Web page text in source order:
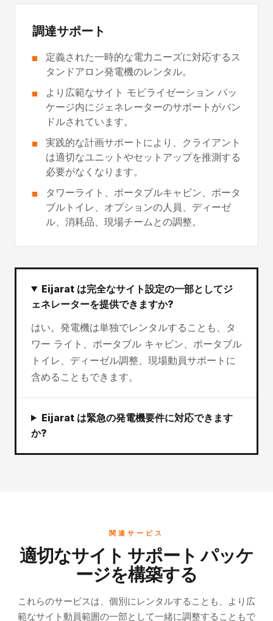
調達サポート
定義された一時的な電力ニーズに対応するス
タンドアロン発電機のレンタル。
より広範なサイト モビライゼーション パッ
ケージ内にジェネレーターのサポートがバン
ドルされています。
実践的な計画サポートにより、クライアント
は適切なユニットやセットアップを推測する
必要がなくなります。
タワーライト、ポータブルキャビン、ポータ
ブルトイレ、オプションの人員、ディーゼ
ル、消耗品、現場チームとの調整。
Eijarat は完全なサイト設定の一部としてジ
ェネレーターを提供できますか?
はい。発電機は単独でレンタルすることも、タ
ワー ライト、ポータブル キャビン、ポータブル
トイレ、ディーゼル調整、現場動員サポートに
含めることもできます。
Eijarat は緊急の発電機要件に対応できます
か?
関連サービス
適切なサイト サポート パッケ
ージを構築する
これらのサービスは、個別にレンタルすることも、より広
範なサイト動員範囲の一部として一緒に調整することもで